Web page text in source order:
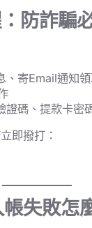
防詐騙
、寄Email通知
證碼、提款卡密
即撥打：
失敗怎